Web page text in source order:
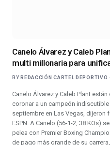
Canelo Álvarez y Caleb
multi millonaria para
BY REDACCIÓN CARTEL DEPORTIVO
Canelo Álvarez y Caleb Plant
coronar a un campeón
septiembre en Las Vegas, dijeron
ESPN. A Canelo (56-1-2, 38 KOs)
pelea con Premier Boxing
de pago más grande de su